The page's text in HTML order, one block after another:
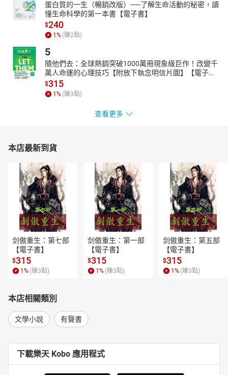
蛋白質的一生（暢銷改版）──了解生命活動的秘密，讀
懂生命科學的第一本書【電子書】
$240
1 % (賺2點)
5
隨他們去：全球熱銷突破1000萬冊現象級巨作！改變千
萬人命運的心理技巧【附放下執念明信片圖】【電子
書】
$315
1 % (賺3點)
查看更多
本店最新到貨
剑傲重生：第七部
【電子書】
$315
1 % (賺3點)
剑傲重生：第一部
【電子書】
$315
1 % (賺3點)
剑傲重生：第五部
【電子書】
$315
1 % (賺3點)
本店相關類別
文學小說 有聲書
下載樂天 Kobo 應用程式